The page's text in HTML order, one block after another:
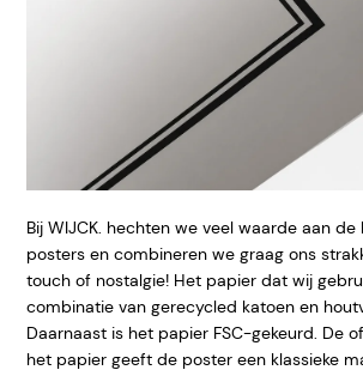
Bij WIJCK. hechten we veel waarde aan
posters en combineren we graag ons
touch of nostalgie! Het papier dat wij
combinatie van gerecycled katoen en
Daarnaast is het papier FSC-gekeurd. De
het papier geeft de poster een klassieke